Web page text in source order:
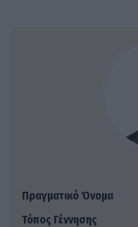
Πραγματικό Όνομα
Τόπος Γέννησης